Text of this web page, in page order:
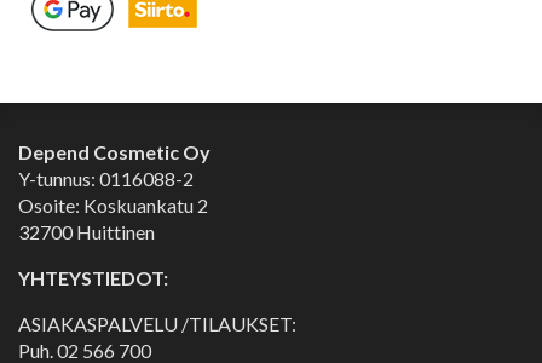
Depend Cosmetic Oy
Y-tunnus: 0116088-2
Osoite: Koskuankatu 2
32700 Huittinen
YHTEYSTIEDOT:
ASIAKASPALVELU /TILAUKSET:
Puh.02 566 700